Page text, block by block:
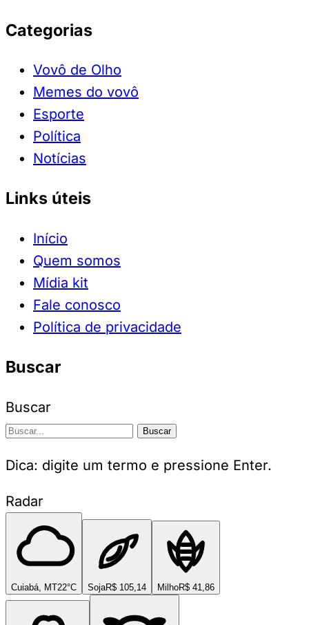
Categorias
Vovô de Olho
Memes do vovô
Esporte
Política
Notícias
Links úteis
Início
Quem somos
Mídia kit
Fale conosco
Política de privacidade
Buscar
Buscar
Buscar
Dica: digite um termo e pressione Enter.
Radar
Cuiabá, MT22°C SojaR$ 105,14 MilhoR$ 41,86